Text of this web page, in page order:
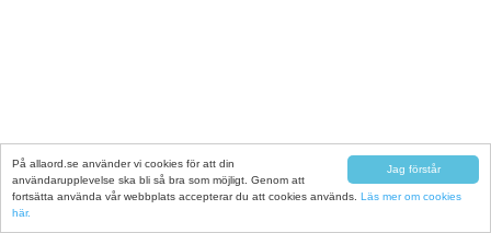
Jag förstår
På allaord.se använder vi cookies för att din
användarupplevelse ska bli så bra som möjligt. Genom att
fortsätta använda vår webbplats accepterar du att cookies används. Läs mer om cookies
här.